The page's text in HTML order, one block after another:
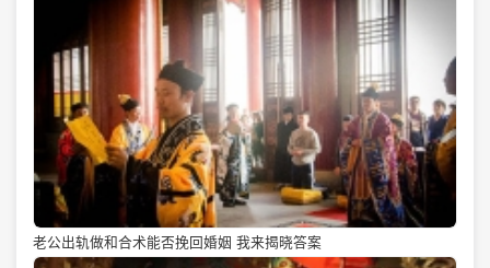
老公出轨做和合术能否挽回婚姻 我来揭晓答案